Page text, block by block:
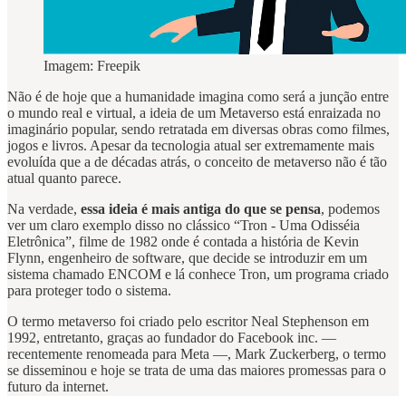
Imagem: Freepik
Não é de hoje que a humanidade imagina como será a junção entre
o mundo real e virtual, a ideia de um Metaverso está enraizada no
imaginário popular, sendo retratada em diversas obras como filmes,
jogos e livros. Apesar da tecnologia atual ser extremamente mais
evoluída que a de décadas atrás, o conceito de metaverso não é tão
atual quanto parece.
Na verdade, essa ideia é mais antiga do que se pensa, podemos
ver um claro exemplo disso no clássico “Tron - Uma Odisséia
Eletrônica”, filme de 1982 onde é contada a história de Kevin
Flynn, engenheiro de software, que decide se introduzir em um
sistema chamado ENCOM e lá conhece Tron, um programa criado
para proteger todo o sistema.
O termo metaverso foi criado pelo escritor Neal Stephenson em
1992, entretanto, graças ao fundador do Facebook inc. —
recentemente renomeada para Meta —, Mark Zuckerberg, o termo
se disseminou e hoje se trata de uma das maiores promessas para o
futuro da internet.